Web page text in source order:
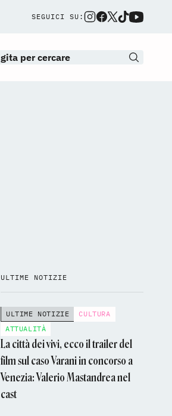
SEGUICI SU:
ULTIME NOTIZIE
ULTIME NOTIZIE
CULTURA
ATTUALITÀ
La città dei vivi, ecco il trailer del
film sul caso Varani in concorso a
Venezia: Valerio Mastandrea nel
cast